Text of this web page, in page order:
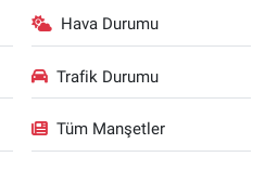
Hava Durumu
Trafik Durumu
Tüm Manşetler